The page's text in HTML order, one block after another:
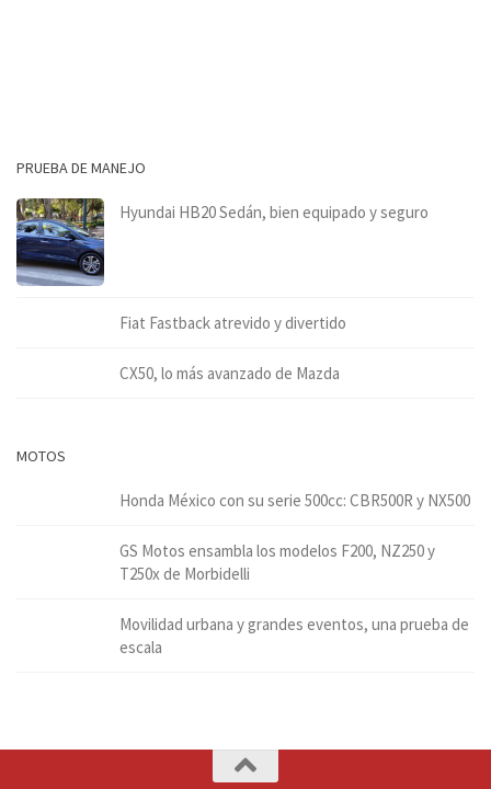
PRUEBA DE MANEJO
Hyundai HB20 Sedán, bien equipado y seguro
Fiat Fastback atrevido y divertido
CX50, lo más avanzado de Mazda
MOTOS
Honda México con su serie 500cc: CBR500R y NX500
GS Motos ensambla los modelos F200, NZ250 y
T250x de Morbidelli
Movilidad urbana y grandes eventos, una prueba de
escala